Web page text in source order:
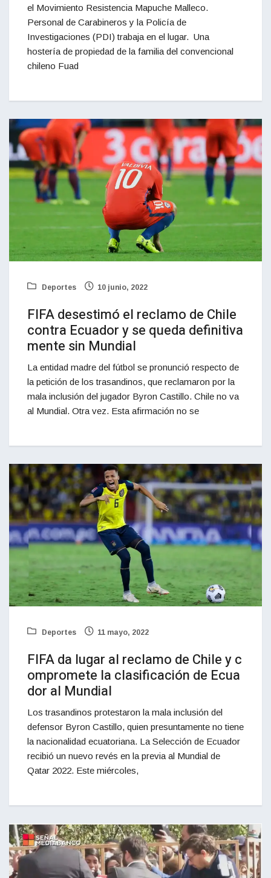
el Movimiento Resistencia Mapuche Malleco.
Personal de Carabineros y la Policía de
Investigaciones (PDI) trabaja en el lugar. Una
hostería de propiedad de la familia del convencional
chileno Fuad
Deportes 10 junio, 2022
FIFA desestimó el reclamo de Chile
contra Ecuador y se queda definitiva
mente sin Mundial
La entidad madre del fútbol se pronunció respecto de
la petición de los trasandinos, que reclamaron por la
mala inclusión del jugador Byron Castillo. Chile no va
al Mundial. Otra vez. Esta afirmación no se
Deportes 11 mayo, 2022
FIFA da lugar al reclamo de Chile y c
ompromete la clasificación de Ecua
dor al Mundial
Los trasandinos protestaron la mala inclusión del
defensor Byron Castillo, quien presuntamente no tiene
la nacionalidad ecuatoriana. La Selección de Ecuador
recibió un nuevo revés en la previa al Mundial de
Qatar 2022. Este miércoles,